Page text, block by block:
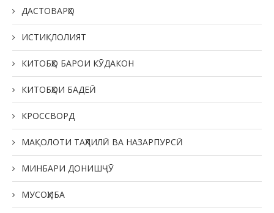
ДАСТОВАРҲО
ИСТИҚЛОЛИЯТ
КИТОБҲО БАРОИ КӮДАКОН
КИТОБҲОИ БАДЕӢ
КРОССВОРД
МАҚОЛОТИ ТАҲЛИЛӢ ВА НАЗАРПУРСӢ
МИНБАРИ ДОНИШҶӮ
МУСОҲИБА